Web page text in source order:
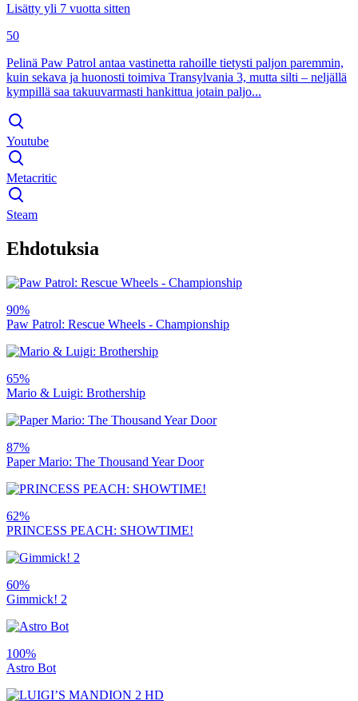
Lisätty yli 7 vuotta sitten
50
Pelinä Paw Patrol antaa vastinetta rahoille tietysti paljon paremmin,
kuin sekava ja huonosti toimiva Transylvania 3, mutta silti – neljällä
kympillä saa takuuvarmasti hankittua jotain paljo...
Youtube
Metacritic
Steam
Ehdotuksia
90%
Paw Patrol: Rescue Wheels - Championship
65%
Mario & Luigi: Brothership
87%
Paper Mario: The Thousand Year Door
62%
PRINCESS PEACH: SHOWTIME!
60%
Gimmick! 2
100%
Astro Bot